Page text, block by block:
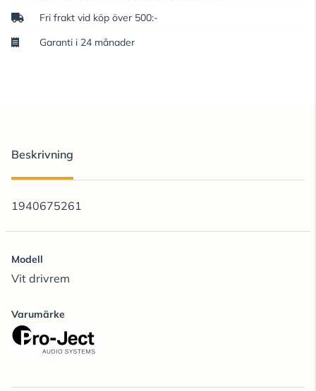
Fri frakt vid köp över 500:-
Garanti i 24 månader
Beskrivning
1940675261
Modell
Vit drivrem
Varumärke